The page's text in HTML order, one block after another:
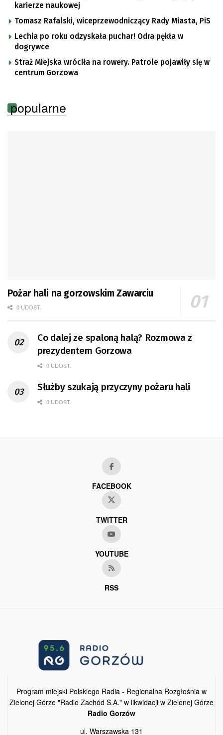
karierze naukowej
Tomasz Rafalski, wiceprzewodniczący Rady Miasta, PiS
Lechia po roku odzyskała puchar! Odra pękła w
dogrywce
Straż Miejska wróciła na rowery. Patrole pojawiły się w
centrum Gorzowa
popularne
Pożar hali na gorzowskim Zawarciu
0 UDOST.
Co dalej ze spaloną halą? Rozmowa z
prezydentem Gorzowa
0 UDOST.
Służby szukają przyczyny pożaru hali
0 UDOST.
FACEBOOK
TWITTER
YOUTUBE
RSS
Program miejski Polskiego Radia - Regionalna Rozgłośnia w
Zielonej Górze "Radio Zachód S.A." w likwidacji w Zielonej Górze
Radio Gorzów
ul. Warszawska 131